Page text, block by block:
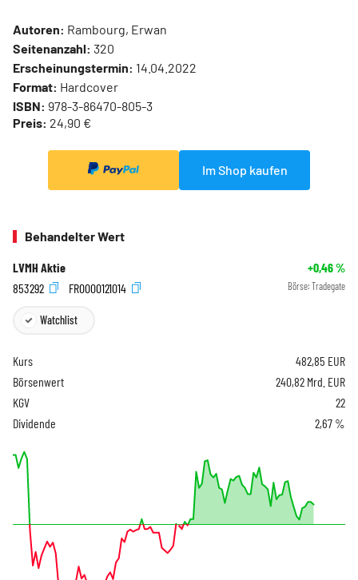
Autoren: Rambourg, Erwan
Seitenanzahl: 320
Erscheinungstermin: 14.04.2022
Format: Hardcover
ISBN: 978-3-86470-805-3
Preis: 24,90 €
Im Shop kaufen
Behandelter Wert
LVMH Aktie +0,46%
853292
FR0000121014 Börse: Tradegate
Watchlist
Kurs 482,85 EUR
Börsenwert
240,82 Mrd. EUR
KGV
22
Dividende
2,67 %